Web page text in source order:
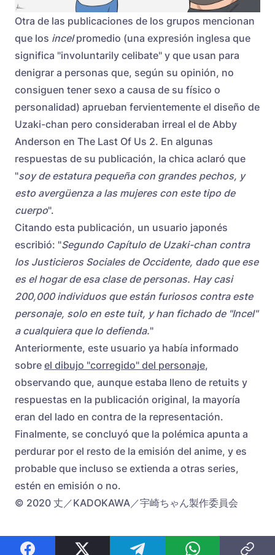
Otra de las publicaciones de los grupos mencionan
que los incelpromedio (una expresión inglesa que
significa "involuntarily celibate" y que usan para
denigrar a personas que, según su opinión, no
consiguen tener sexo a causa de su físico o
personalidad) aprueban fervientemente el diseño de
Uzaki-chan pero consideraban irreal el de Abby
Anderson en The Last Of Us 2. En algunas
respuestas de su publicación, la chica aclaró que
"soy de estatura pequeña con grandes pechos, y
esto avergüenza a las mujeres con este tipo de
cuerpo".
Citando esta publicación, un usuario japonés
escribió: "Segundo Capítulo de Uzaki-chan contra
los Justicieros Sociales de Occidente, dado que ese
es el hogar de esa clase de personas. Hay casi
200,000 individuos que están furiosos contra este
personaje, solo en este tuit, y han fichado de "Incel"
a cualquiera que lo defienda."
Anteriormente, este usuario ya había informado
sobre el dibujo "corregido" del personaje,
observando que, aunque estaba lleno de retuits y
respuestas en la publicación original, la mayoría
eran del lado en contra de la representación.
Finalmente, se concluyó que la polémica apunta a
perdurar por el resto de la emisión del anime, y es
probable que incluso se extienda a otras series,
estén en emisión o no.
© 2020 丈／KADOKAWA／宇崎ちゃん製作委員会